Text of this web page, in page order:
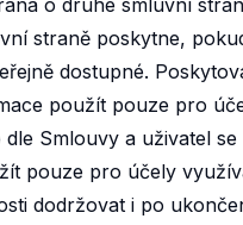
o druhé smluvní
straně poskytne,
dostupné.
použít pouze pro
Smlouvy a uživatel se
pouze pro účely
dodržovat i po